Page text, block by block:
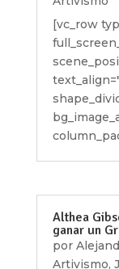
[vc_row
Althea
ganar un
por
Artivismo,